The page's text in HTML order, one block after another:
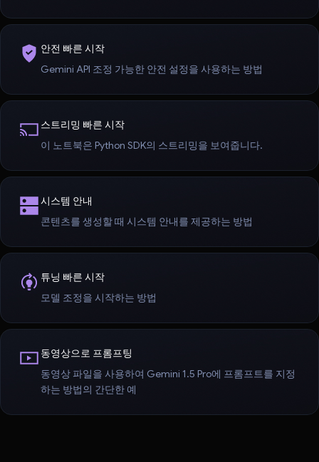
안전 빠른 시작
Gemini API 조정 가능한 안전 설정을 사용하는 방법
스트리밍 빠른 시작
이 노트북은 Python SDK의 스트리밍을 보여줍니다.
시스템 안내
콘텐츠를 생성할 때 시스템 안내를 제공하는 방법
튜닝 빠른 시작
모델 조정을 시작하는 방법
동영상으로 프롬프팅
동영상 파일을 사용하여 Gemini 1.5 Pro에 프롬프트를 지정
하는 방법의 간단한 예